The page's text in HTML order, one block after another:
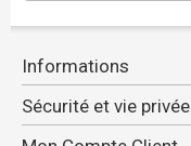
Informations
Sécurité et vie privée